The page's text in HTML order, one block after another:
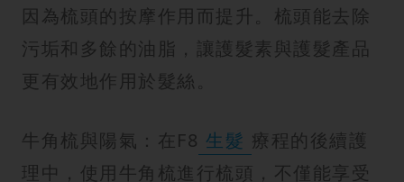
因為梳頭的按摩作用而提升。梳頭能去除
污垢和多餘的油脂，讓護髮素與護髮產品
更有效地作用於髮絲。
牛角梳與陽氣：在F8 生髮 療程的後續護
理中，使用牛角梳進行梳頭，不僅能享受